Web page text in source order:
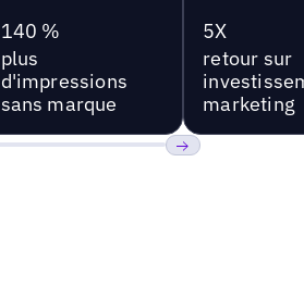
140 %
plus
d'impressions
sans marque
5X
retour sur
marketing